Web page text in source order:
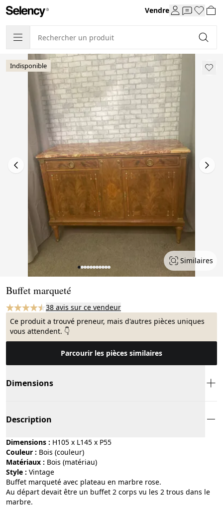
Vendre
Indisponible
Similaires
Buffet marqueté
38 avis sur ce vendeur
Ce produit a trouvé preneur, mais d'autres pièces uniques
vous attendent. 👇
Parcourir les pièces similaires
Dimensions
Description
Dimensions : H105 x L145 x P55
Couleur :
bois (couleur)
Matériaux :
bois (matériau)
Style :
vintage
Buffet marqueté avec plateau en marbre rose.
Au départ devait être un buffet 2 corps vu les 2 trous dans le
marbre.